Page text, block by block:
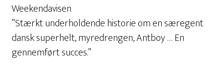
Weekendavisen
”Stærkt underholdende historie om en særegent
dansk superhelt, myredrengen, Antboy … En
gennemført succes.”